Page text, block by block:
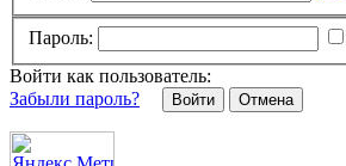
Пароль:
Войти как пользователь:
Забыли пароль?
Отмена